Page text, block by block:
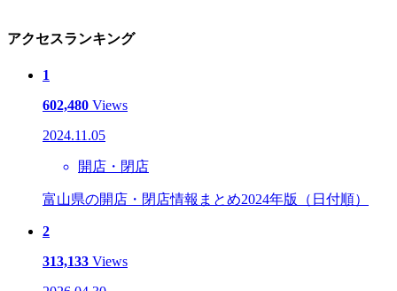
アクセスランキング
1
602,480 Views
2024.11.05
開店・閉店
富山県の開店・閉店情報まとめ2024年版（日付順）
2
313,133 Views